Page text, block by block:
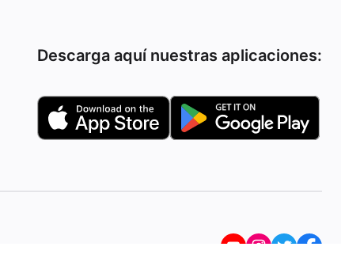
Descarga aquí nuestras aplicaciones: